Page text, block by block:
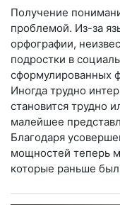
Получение
проблемой. Из-за
орфографии,
подростки в
сформулированных
Иногда трудно
становится трудно
малейшее
Благодаря
мощностей теперь
которые раньше